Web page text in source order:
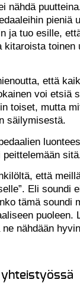
nähdä
pieniä
ja tuo esille,
kitaroista
että
voi etsiä
toiset, mutta
säilymisestä.
että
Eli soundi
tämä soundi
nähdään
yhteistyössä